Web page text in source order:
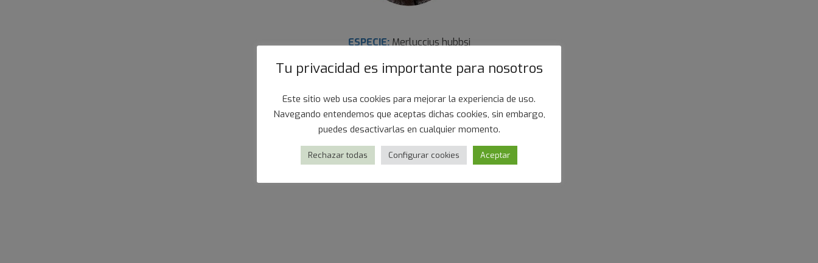
ESPECIE: Merluccius hubbsi
ORIGEN:Atlántico Suroeste. FAO 41
TAMAÑOS:60-120, 120-180
Tu privacidad es importante para nosotros
Este sitio web usa cookies para mejorar la experiencia de uso.
Navegando entendemos que aceptas dichas cookies, sin embargo,
puedes desactivarlas en cualquier momento.
Rechazar todas Configurar cookies Aceptar